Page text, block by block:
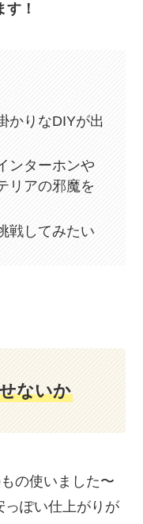
！
かりなDIYが出
ンターホンや
リアの邪魔を
戦してみたい
ないか
の使いました〜
っぽい仕上がりが